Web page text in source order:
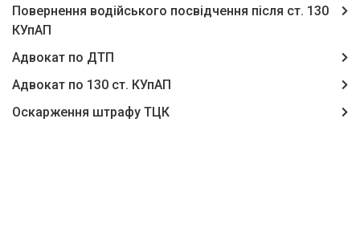
Повернення водійського посвідчення після ст. 130
КУпАП
Адвокат по ДТП
Адвокат по 130 ст. КУпАП
Оскарження штрафу ТЦК